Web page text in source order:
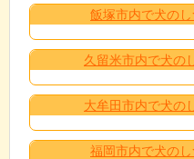
飯塚市内で犬の
久留米市内で犬の
大牟田市内で犬の
福岡市内で犬の